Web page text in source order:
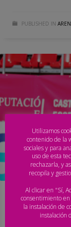
PUBLISHED IN
La
por el
Utilizamos
contenido de la
sociales y para
uso de esta
rechazarla, y
recopila y
Al clicar en "Sí,
consentimiento
la instalación de
instalación